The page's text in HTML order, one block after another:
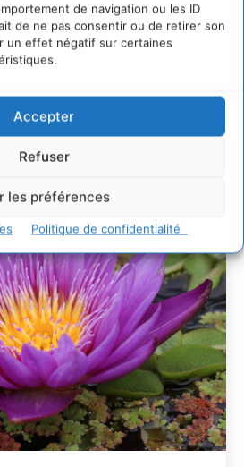
de navigation ou les ID
de ne pas consentir ou de retirer son
un effet négatif sur certaines
Accepter
Refuser
les préférences
Politique de confidentialité
et l’éco-lucidité transforme
villes résilientes et durables,
climatique